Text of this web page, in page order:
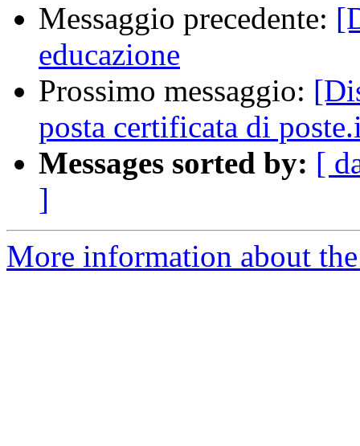
Messaggio precedente:
educazione
Prossimo messaggio:
posta certificata di
Messages sorted by: [
]
More information about